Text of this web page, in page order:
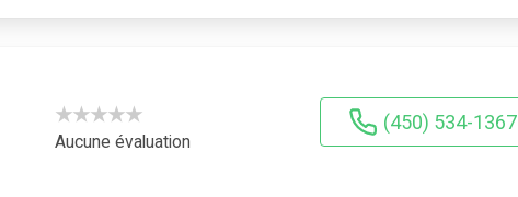
★★★★★
Aucune évaluation
(450) 534-1367